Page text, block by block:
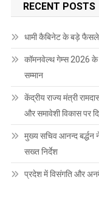
RECENT POSTS
धामी कैबिनेट के बड़े
कॉमनवेल्थ गेम्स 2026 के
सम्मान
केंद्रीय राज्य मंत्री
और समावेशी विकास पर
मुख्य सचिव आनन्द
सख्त निर्देश
प्रदेश में विसंगति और